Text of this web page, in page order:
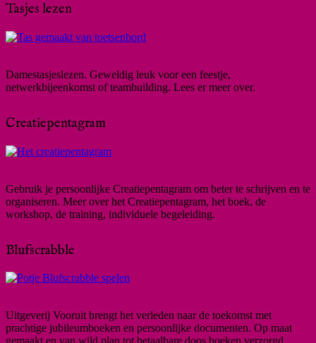
Tasjes lezen
Damestasjeslezen. Geweldig leuk voor een feestje,
netwerkbijeenkomst of teambuilding. Lees er meer over.
Creatiepentagram
Gebruik je persoonlijke Creatiepentagram om beter te schrijven en te
organiseren. Meer over het Creatiepentagram, het boek, de
workshop, de training, individuele begeleiding.
Blufscrabble
Uitgeverij Vooruit brengt het verleden naar de toekomst met
prachtige jubileumboeken en persoonlijke documenten. Op maat